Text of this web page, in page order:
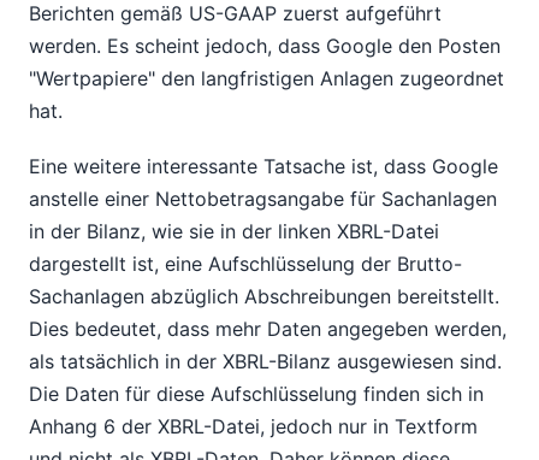
Berichten gemäß US-GAAP zuerst aufgeführt
werden. Es scheint jedoch, dass Google den Posten
"Wertpapiere" den langfristigen Anlagen zugeordnet
hat.
Eine weitere interessante Tatsache ist, dass Google
anstelle einer Nettobetragsangabe für Sachanlagen
in der Bilanz, wie sie in der linken XBRL-Datei
dargestellt ist, eine Aufschlüsselung der Brutto-
Sachanlagen abzüglich Abschreibungen bereitstellt.
Dies bedeutet, dass mehr Daten angegeben werden,
als tatsächlich in der XBRL-Bilanz ausgewiesen sind.
Die Daten für diese Aufschlüsselung finden sich in
Anhang 6 der XBRL-Datei, jedoch nur in Textform